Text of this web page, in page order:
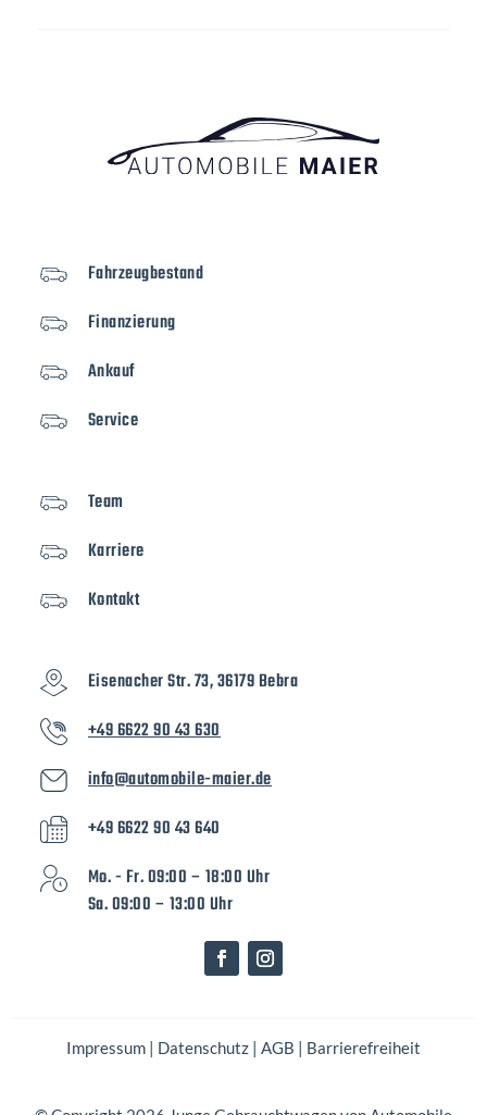
Fahrzeugbestand
Finanzierung
Ankauf
Service
Team
Karriere
Kontakt
Eisenacher Str. 73, 36179 Bebra
+49 6622 90 43 630
info@automobile-maier.de
+49 6622 90 43 640
Mo. - Fr. 09:00 – 18:00 Uhr
Sa. 09:00 – 13:00 Uhr
Impressum | Datenschutz | AGB | Barrierefreiheit